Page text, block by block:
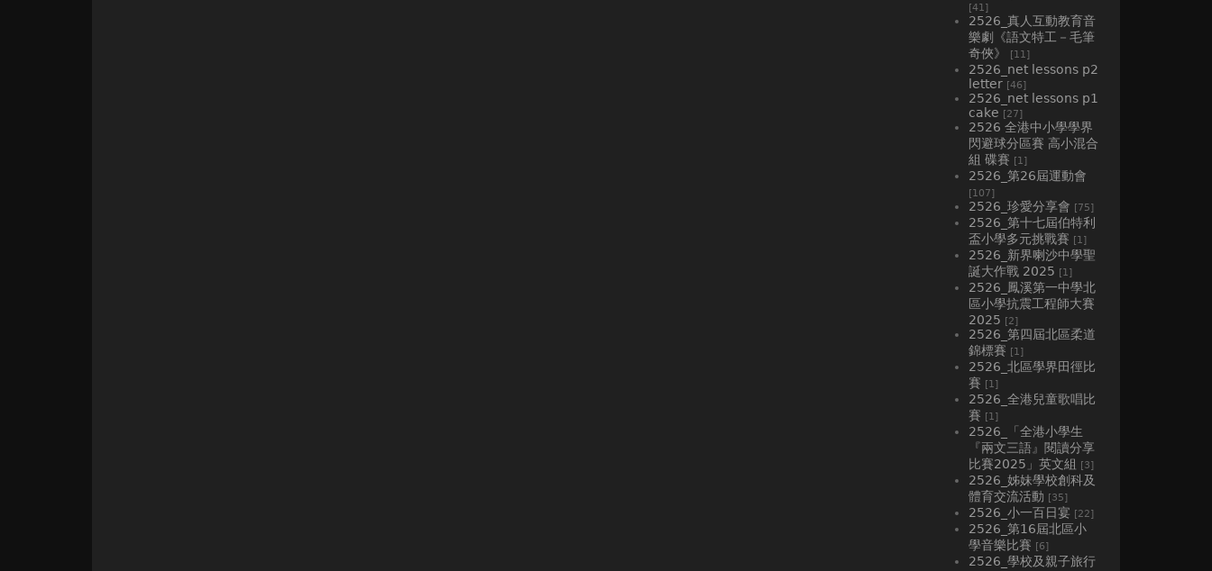
[41]
2526_真人互動教育音
樂劇《語文特工－毛筆
奇俠》
[11]
2526_net lessons p2
letter [46]
2526_net lessons p1
cake [27]
2526 全港中小學學界
閃避球分區賽 高小混合
組 碟賽 [1]
2526_第26屆運動會
[107]
2526_珍愛分享會 [75]
2526_第十七屆伯特利
盃小學多元挑戰賽 [1]
2526_新界喇沙中學聖
誕大作戰 2025 [1]
2526_鳳溪第一中學北
區小學抗震工程師大賽
2025 [2]
2526_第四屆北區柔道
錦標賽 [1]
2526_北區學界田徑比
賽 [1]
2526_全港兒童歌唱比
賽 [1]
2526_「全港小學生
『兩文三語』閱讀分享
比賽2025」英文組 [3]
2526_姊妹學校創科及
體育交流活動 [35]
2526_小一百日宴 [22]
2526_第16屆北區小
學音樂比賽 [6]
2526_學校及親子旅行